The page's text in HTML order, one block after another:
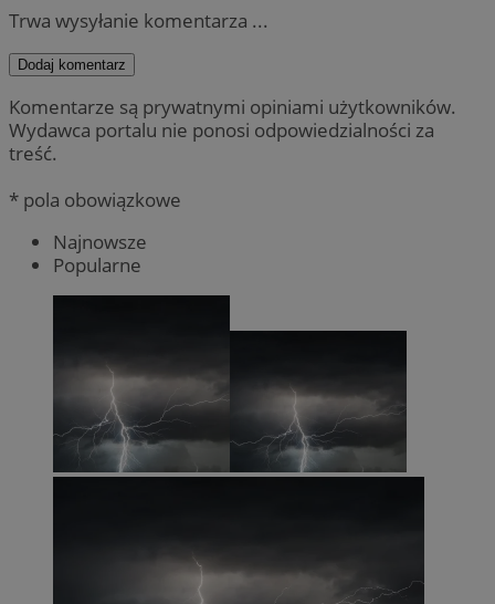
Trwa wysyłanie komentarza ...
Dodaj komentarz
Komentarze są prywatnymi opiniami użytkowników.
Wydawca portalu nie ponosi odpowiedzialności za
treść.
* pola obowiązkowe
Najnowsze
Popularne